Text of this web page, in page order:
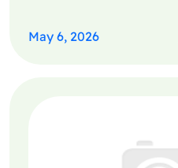
May 6, 2026